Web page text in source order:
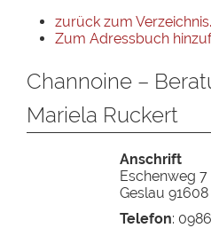
zurück zum Verzeichnis.
Zum Adressbuch
Channoine –
Mariela Ruckert
Anschrift
Eschenweg 7
Geslau 91608
Telefon: